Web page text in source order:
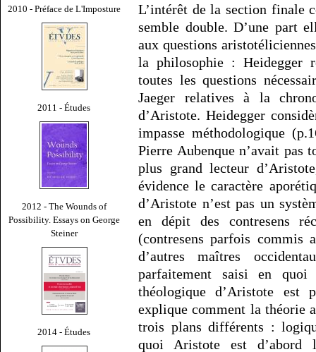
2010 - Préface de L'Imposture
2011 - Études
2012 - The Wounds of
Possibility. Essays on George
Steiner
2014 - Études
L’intérêt de la section finale
semble double. D’une part
aux questions
la philosophie : Heidegger
toutes les questions
Jaeger relatives à la
d’Aristote. Heidegger
impasse méthodologique
Pierre Aubenque n’avait pas
plus grand lecteur
évidence le caractère
d’Aristote n’est pas un
en dépit des contresens
(contresens parfois commis
d’autres maîtres
parfaitement saisi en quoi
théologique d’Aristote est
explique comment la théorie
trois plans différents :
quoi Aristote est d’abord